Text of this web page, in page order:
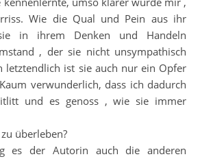
Wie die Qual und Pein aus ihr
in ihrem Denken und Handeln
, der sie nicht unsympathisch
letztendlich ist sie auch nur ein Opfer
verwunderlich, dass ich dadurch
und es genoss , wie sie immer
überleben?
es der Autorin auch die anderen